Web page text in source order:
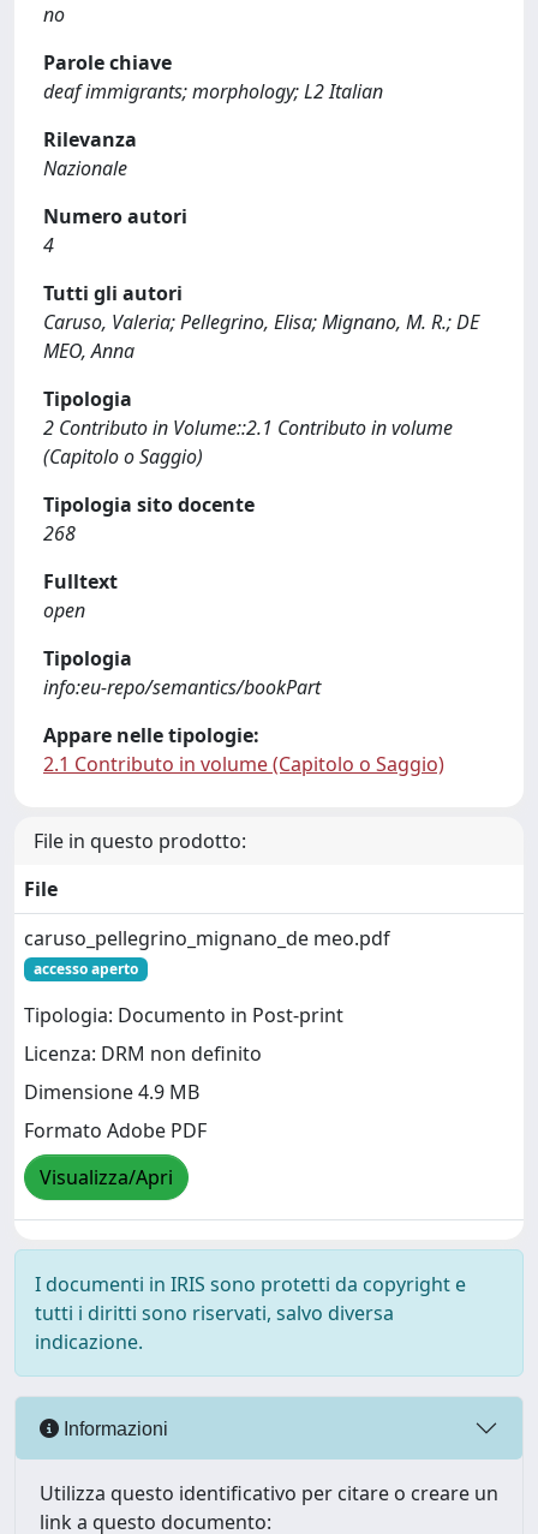
no
Parole chiave
deaf immigrants; morphology; L2 Italian
Rilevanza
Nazionale
Numero autori
4
Tutti gli autori
Caruso, Valeria; Pellegrino, Elisa; Mignano, M. R.; DE
MEO, Anna
Tipologia
2 Contributo in Volume::2.1 Contributo in volume
(Capitolo o Saggio)
Tipologia sito docente
268
Fulltext
open
Tipologia
info:eu-repo/semantics/bookPart
Appare nelle tipologie:
2.1 Contributo in volume (Capitolo o Saggio)
File in questo prodotto:
File
caruso_pellegrino_mignano_de meo.pdf
accesso aperto
Tipologia: Documento in Post-print
Licenza: DRM non definito
Dimensione 4.9 MB
Formato Adobe PDF
Visualizza/Apri
I documenti in IRIS sono protetti da copyright e
tutti i diritti sono riservati, salvo diversa
indicazione.
Informazioni
Utilizza questo identificativo per citare o creare un
link a questo documento: